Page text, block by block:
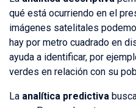
qué está ocurriendo en el
imágenes satelitales
hay por metro cuadrado en
ayuda a identificar, por
verdes en relación con su
La analítica predictiva